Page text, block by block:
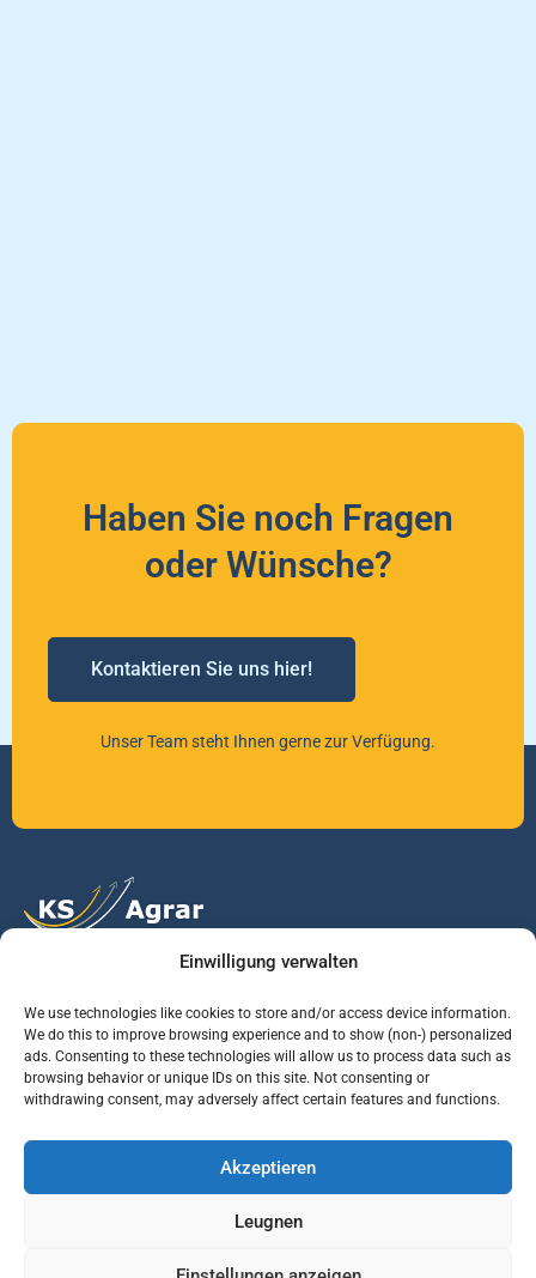
Einwilligung verwalten
We use technologies like cookies to store and/or access device information.
We do this to improve browsing experience and to show (non-) personalized
ads. Consenting to these technologies will allow us to process data such as
browsing behavior or unique IDs on this site. Not consenting or
withdrawing consent, may adversely affect certain features and functions.
Akzeptieren
Leugnen
Haben Sie noch Fragen
oder Wünsche?
Kontaktieren Sie uns hier!
Unser Team steht Ihnen gerne zur Verfügung.
Vertrauen Sie auf unsere Expertise im Agrarmarkt.
Services Jobs
Business Development
Manager (m/w/d)
Informationen